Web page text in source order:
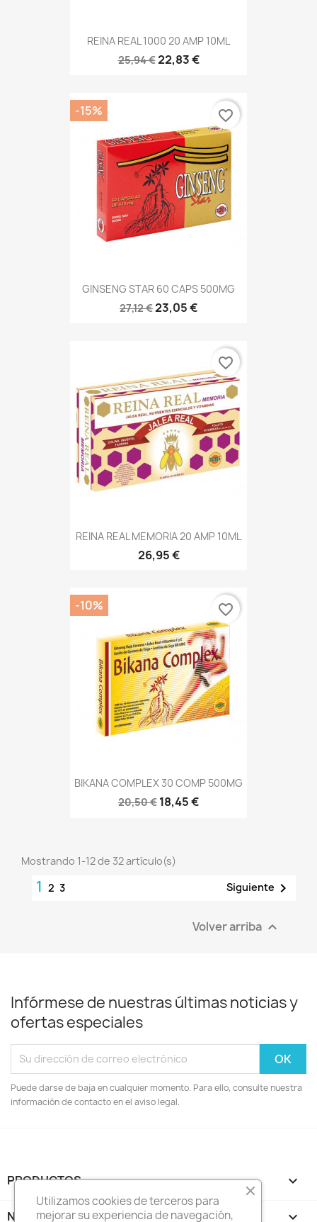
REINA REAL 1000 20 AMP 10ML
25,94 €22,83 €
GINSENG STAR 60 CAPS 500MG
27,12 €23,05 €
-15% favorite_border
REINA REAL MEMORIA 20 AMP 10ML
26,95 €
favorite_border
BIKANA COMPLEX 30 COMP 500MG
20,50 € 18,45 €
-10% favorite_border
Mostrando 1-12 de 32 artículo(s)
1 2 3 Siguiente 
Volver arriba 
Infórmese de nuestras últimas noticias y
ofertas especiales
Puede darse de baja en cualquier momento. Para ello, consulte nuestra
información de contacto en el aviso legal.
PRODUCTOS 
NUESTRA EMPRESA 
Utilizamos cookies de terceros para
mejorar su experiencia de navegación,